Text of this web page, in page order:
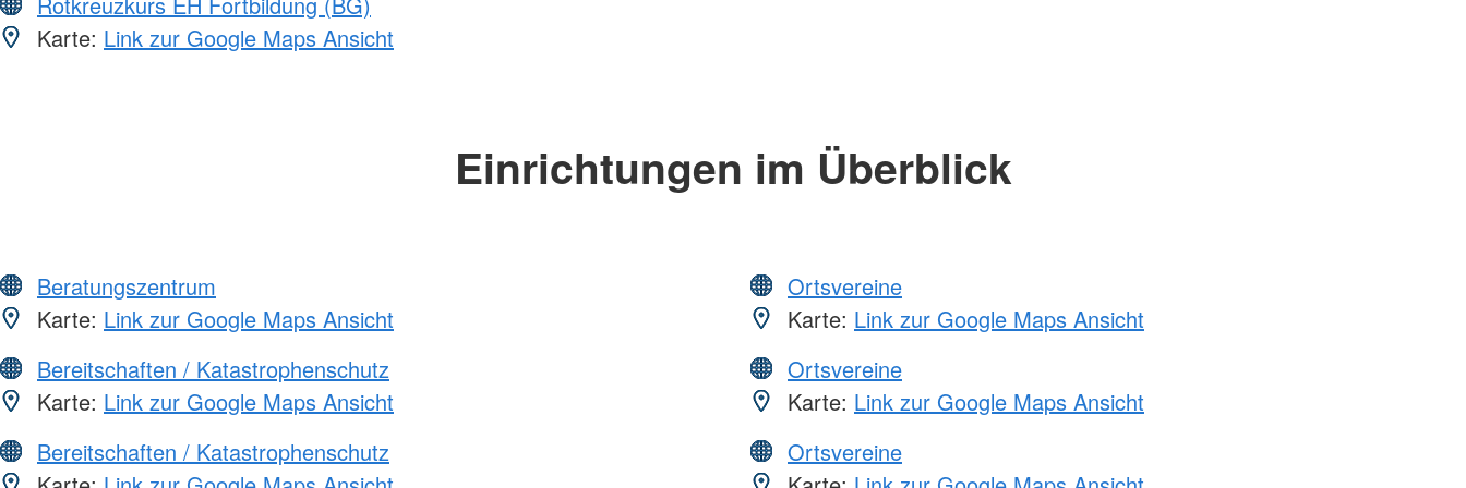
Karte: Link zur Google Maps Ansicht
Einrichtungen im Überblick
Beratungszentrum
Karte: Link zur Google Maps Ansicht
Bereitschaften / Katastrophenschutz
Karte: Link zur Google Maps Ansicht
Bereitschaften / Katastrophenschutz
Ortsvereine
Karte: Link zur Google Maps Ansicht
Ortsvereine
Karte: Link zur Google Maps Ansicht
Ortsvereine